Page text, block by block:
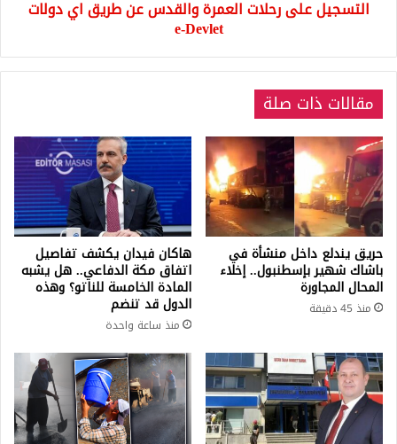
التسجيل على رحلات العمرة والقدس عن طريق اي دولات
e-Devlet
مقالات ذات صلة
حريق يندلع داخل منشأة في
باشاك شهير بإسطنبول.. إخلاء
المحال المجاورة
منذ 45 دقيقة
هاكان فيدان يكشف تفاصيل
اتفاق مكة الدفاعي.. هل يشبه
المادة الخامسة للناتو؟ وهذه
الدول قد تنضم
منذ ساعة واحدة